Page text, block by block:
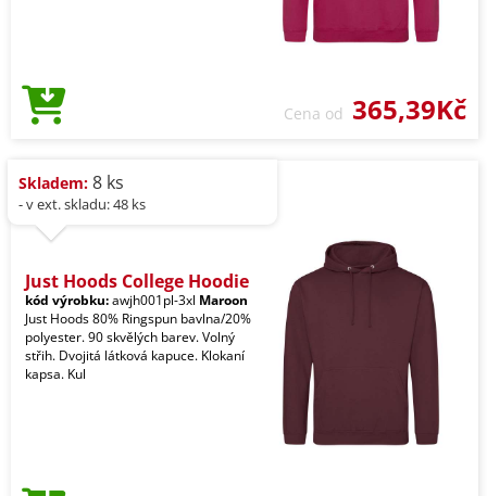
Cena od 365,39Kč
Skladem: 8 ks
- v ext. skladu: 48 ks
Just Hoods College Hoodie
kód výrobku:awjh001pl-3xl Maroon
Just Hoods 80% Ringspun bavlna/20%
polyester. 90 skvělých barev. Volný
střih. Dvojitá látková kapuce. Klokaní
kapsa. Kul